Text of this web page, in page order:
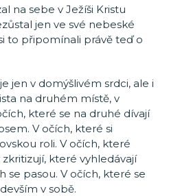
na sebe v Ježíši Kristu
jen ve své nebeské
to připomínali právě teď o
jen v domýšlivém srdci, ale i
na druhém místě, v
které se na druhé dívají
V očích, které si
roli. V očích, které
které vyhledávají
se pasou. V očích, které se
v sobě.